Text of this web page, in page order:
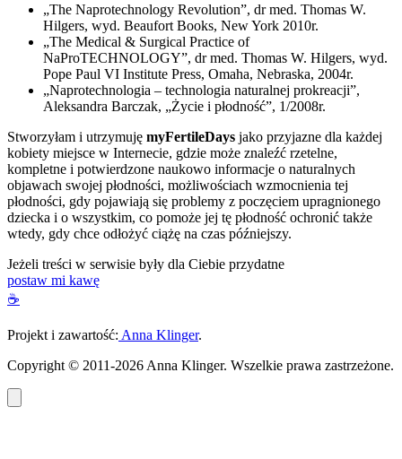
„The Naprotechnology Revolution”, dr med. Thomas W.
Hilgers, wyd. Beaufort Books, New York 2010r.
„The Medical & Surgical Practice of
NaProTECHNOLOGY”, dr med. Thomas W. Hilgers, wyd.
Pope Paul VI Institute Press, Omaha, Nebraska, 2004r.
„Naprotechnologia – technologia naturalnej prokreacji”,
Aleksandra Barczak, „Życie i płodność”, 1/2008r.
Stworzyłam i utrzymuję myFertileDays jako przyjazne dla każdej
kobiety miejsce w Internecie, gdzie może znaleźć rzetelne,
kompletne i potwierdzone naukowo informacje o naturalnych
objawach swojej płodności, możliwościach wzmocnienia tej
płodności, gdy pojawiają się problemy z poczęciem upragnionego
dziecka i o wszystkim, co pomoże jej tę płodność ochronić także
wtedy, gdy chce odłożyć ciążę na czas późniejszy.
Jeżeli treści w serwisie były dla Ciebie przydatne
postaw mi kawę
☕
Projekt i zawartość: Anna Klinger.
Copyright © 2011-2026 Anna Klinger. Wszelkie prawa zastrzeżone.